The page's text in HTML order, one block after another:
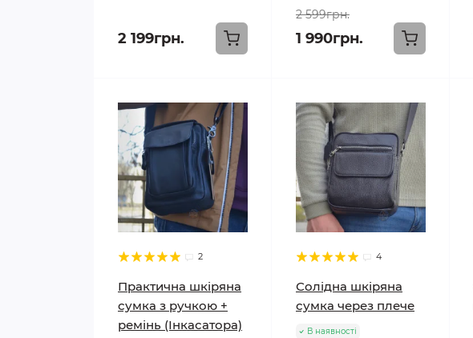
2 199грн.
2 599грн.
1 990грн.
2
Практична шкіряна
сумка з ручкою +
ремінь (Інкасатора)
4
Солідна шкіряна
сумка через плече
В наявності